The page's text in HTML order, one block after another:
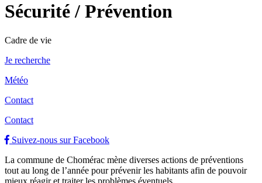
Sécurité / Prévention
Cadre de vie
Je recherche
Météo
Contact
Contact
Suivez-nous sur Facebook
La commune de Chomérac mène diverses actions de préventions
tout au long de l’année pour prévenir les habitants afin de pouvoir
mieux réagir et traiter les problèmes éventuels.